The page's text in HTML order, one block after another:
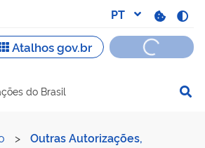
de navegação
do Brasil
de
>
Outras Autorizações,